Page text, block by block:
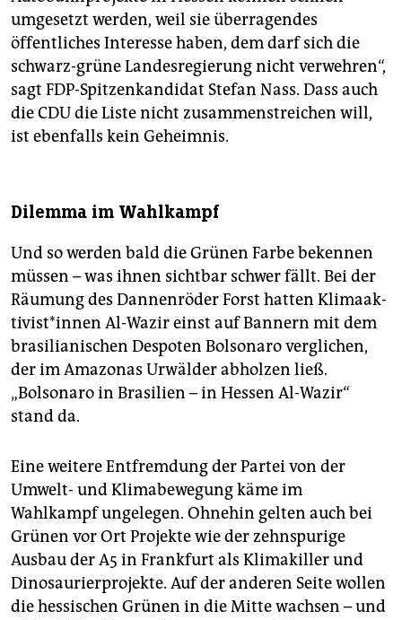
umgesetzt werden, weil sie überragendes
öffentliches Interesse haben, dem darf sich die
schwarz-grüne Landesregierung nicht verwehren“,
sagt FDP-Spitzenkandidat Stefan Nass. Dass auch
die CDU die Liste nicht zusammenstreichen will,
ist ebenfalls kein Geheimnis.
Dilemma im Wahlkampf
Und so werden bald die Grünen Farbe bekennen
müssen – was ihnen sichtbar schwer fällt. Bei der
Räumung des Dannenröder Forst hatten Kli­ma­ak­
ti­vis­t*in­nen Al-Wazir einst auf Bannern mit dem
brasilianischen Despoten Bolsonaro verglichen,
der im Amazonas Urwälder abholzen ließ.
„Bolsonaro in Brasilien – in Hessen Al-Wazir“
stand da.
Eine weitere Entfremdung der Partei von der
Umwelt- und Klimabewegung käme im
Wahlkampf ungelegen. Ohnehin gelten auch bei
Grünen vor Ort Projekte wie der zehnspurige
Ausbau der A5 in Frankfurt als Klimakiller und
Dinosaurierprojekte. Auf der anderen Seite wollen
die hessischen Grünen in die Mitte wachsen – und